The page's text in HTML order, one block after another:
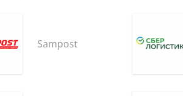
Sampost